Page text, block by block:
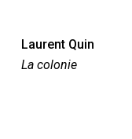
Laurent Quin
La colonie